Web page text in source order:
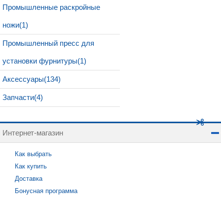
Промышленные раскройные
ножи(1)
Промышленный пресс для
установки фурнитуры(1)
Аксессуары(134)
Запчасти(4)
Интернет-магазин
Как выбрать
Как купить
Доставка
Бонусная программа